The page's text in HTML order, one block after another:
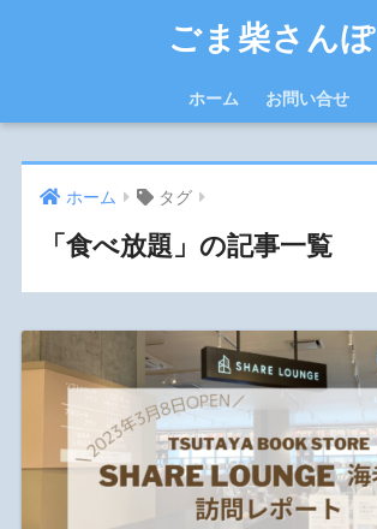
ごま柴さんぽ
ホーム お問い合せ
ホーム タグ
「食べ放題」の記事一覧